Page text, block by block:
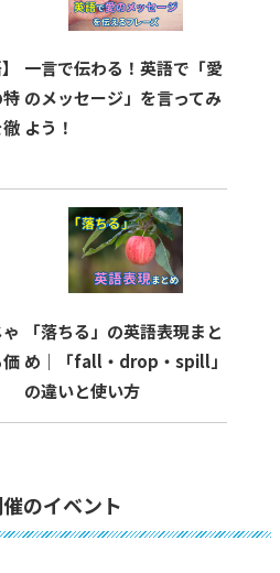
一言で伝わる！英語で「愛
のメッセージ」を言ってみ
よう！
「落ちる」の英語表現まと
め｜「fall・drop・spill」
の違いと使い方
のイベント